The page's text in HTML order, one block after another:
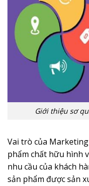
Giới thiệu sơ
Vai trò của
phẩm chất hữu hình
nhu cầu của khách
sản phẩm được sản